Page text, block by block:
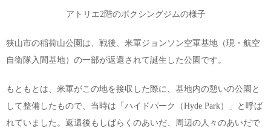
アトリエ2階のボクシングジムの様子
狭山市の稲荷山公園は、戦後、米軍ジョンソン空軍基地（現・航空
自衛隊入間基地）の一部が返還されて誕生した公園です。
もともとは、米軍がこの地を接収した際に、基地内の憩いの公園と
して整備したもので、当時は「ハイドパーク（Hyde Park）」と呼ば
れていました。返還後もしばらくのあいだ、周辺の人々のあいだで